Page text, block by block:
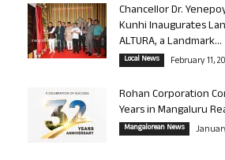
Chancellor Dr.
Kunhi Inaugurates
ALTURA, a Landmark...
Local News February 11,
Rohan Corporation
Years in Mangaluru
Mangalorean News